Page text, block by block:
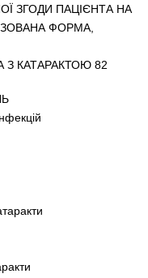
ЗГОДИ ПАЦІЄНТА НА
ФОРМА,
З КАТАРАКТОЮ 82